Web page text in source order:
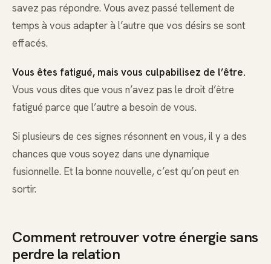
savez pas répondre. Vous avez passé tellement de
temps à vous adapter à l’autre que vos désirs se sont
effacés.
Vous êtes fatigué, mais vous culpabilisez de l’être.
Vous vous dites que vous n’avez pas le droit d’être
fatigué parce que l’autre a besoin de vous.
Si plusieurs de ces signes résonnent en vous, il y a des
chances que vous soyez dans une dynamique
fusionnelle. Et la bonne nouvelle, c’est qu’on peut en
sortir.
Comment retrouver votre énergie sans
perdre la relation